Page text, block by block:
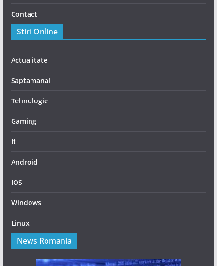
Contact
Stiri Online
Actualitate
Saptamanal
Tehnologie
Gaming
It
Android
IOS
Windows
Linux
News Romania